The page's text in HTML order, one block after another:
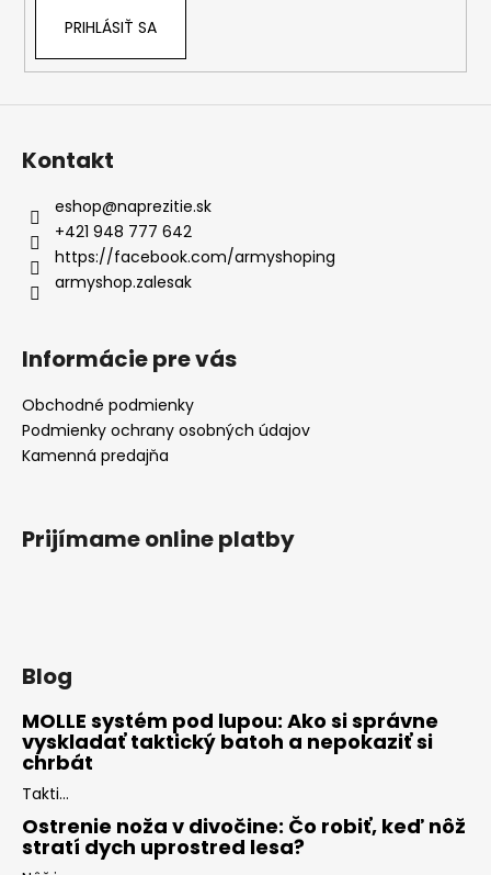
PRIHLÁSIŤ SA
Kontakt
eshop@naprezitie.sk
+421 948 777 642
https://facebook.com/armyshoping
armyshop.zalesak
Informácie pre vás
Obchodné podmienky
Podmienky ochrany osobných údajov
Kamenná predajňa
Prijímame online platby
Blog
MOLLE systém pod lupou: Ako si správne
vyskladať taktický batoh a nepokaziť si
chrbát
Takti...
Ostrenie noža v divočine: Čo robiť, keď nôž
stratí dych uprostred lesa?